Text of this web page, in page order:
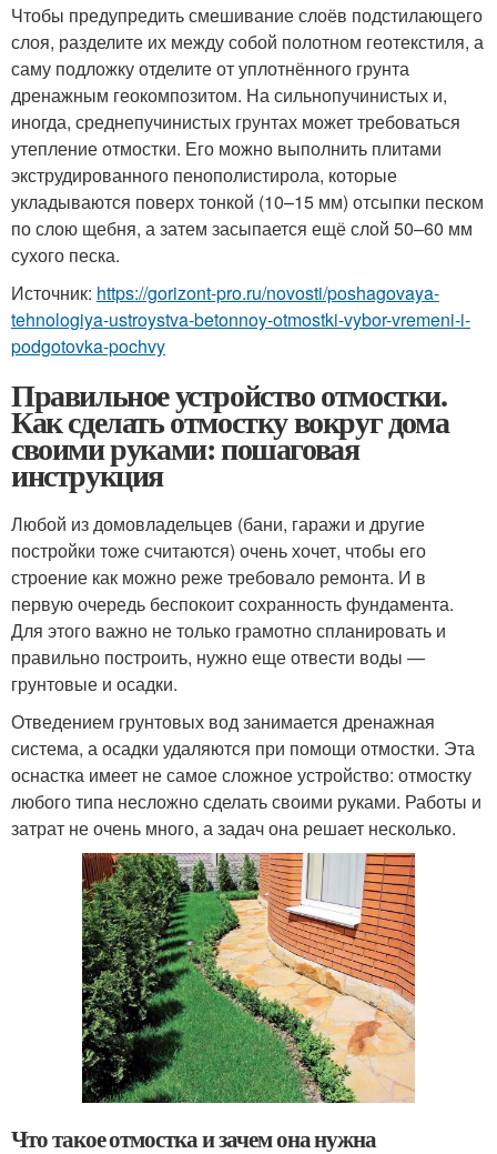
Чтобы предупредить смешивание слоёв подстилающего
слоя, разделите их между собой полотном геотекстиля, а
саму подложку отделите от уплотнённого грунта
дренажным геокомпозитом. На сильнопучинистых и,
иногда, среднепучинистых грунтах может требоваться
утепление отмостки. Его можно выполнить плитами
экструдированного пенополистирола, которые
укладываются поверх тонкой (10–15 мм) отсыпки песком
по слою щебня, а затем засыпается ещё слой 50–60 мм
сухого песка.
Источник: https://gorizont-pro.ru/novosti/poshagovaya-
tehnologiya-ustroystva-betonnoy-otmostki-vybor-vremeni-i-
podgotovka-pochvy
Правильное устройство отмостки.
Как сделать отмостку вокруг дома
своими руками: пошаговая
инструкция
Любой из домовладельцев (бани, гаражи и другие
постройки тоже считаются) очень хочет, чтобы его
строение как можно реже требовало ремонта. И в
первую очередь беспокоит сохранность фундамента.
Для этого важно не только грамотно спланировать и
правильно построить, нужно еще отвести воды —
грунтовые и осадки.
Отведением грунтовых вод занимается дренажная
система, а осадки удаляются при помощи отмостки. Эта
оснастка имеет не самое сложное устройство: отмостку
любого типа несложно сделать своими руками. Работы и
затрат не очень много, а задач она решает несколько.
Что такое отмостка и зачем она нужна